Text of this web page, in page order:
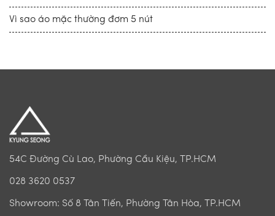
Vì sao áo mặc thường đơm 5 nút
54C Đường Cù Lao, Phường Cầu Kiệu, TP.HCM
028 3620 0537
Showroom: Số 8 Tân Tiến, Phường Tân Hòa, TP.HCM